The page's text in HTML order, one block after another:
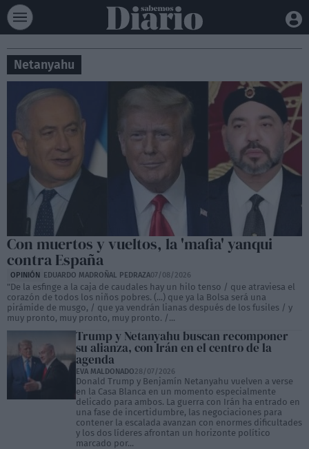
Netanyahu
Con muertos y vueltos, la 'mafia' yanqui
contra España
OPINIÓN EDUARDO MADROÑAL PEDRAZA07/08/2026
"De la esfinge a la caja de caudales hay un hilo tenso / que atraviesa el
corazón de todos los niños pobres. (...) que ya la Bolsa será una
pirámide de musgo, / que ya vendrán lianas después de los fusiles / y
muy pronto, muy pronto, muy pronto. /...
Trump y Netanyahu buscan recomponer
su alianza, con Irán en el centro de la
agenda
EVA MALDONADO28/07/2026
Donald Trump y Benjamín Netanyahu vuelven a verse
en la Casa Blanca en un momento especialmente
delicado para ambos. La guerra con Irán ha entrado en
una fase de incertidumbre, las negociaciones para
contener la escalada avanzan con enormes dificultades
y los dos líderes afrontan un horizonte político
marcado por...